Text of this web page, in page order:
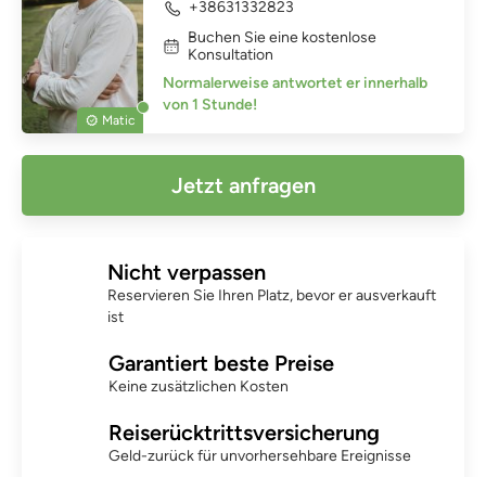
Matic
+38631332823
Buchen Sie eine kostenlose
Konsultation
Normalerweise antwortet er innerhalb
von 1 Stunde!
Jetzt anfragen
Nicht verpassen
Reservieren Sie Ihren Platz, bevor er ausverkauft
ist
Garantiert beste Preise
Keine zusätzlichen Kosten
Reiserücktrittsversicherung
Geld-zurück für unvorhersehbare Ereignisse